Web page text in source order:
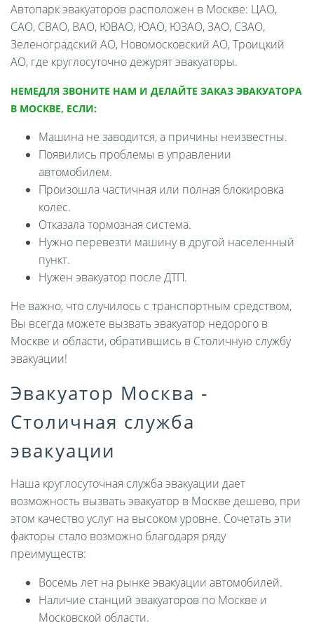
Автопарк эвакуаторов расположен в Москве: ЦАО,
САО, СВАО, ВАО, ЮВАО, ЮАО, ЮЗАО, ЗАО, СЗАО,
Зеленоградский АО, Новомосковский АО, Троицкий
АО, где круглосуточно дежурят эвакуаторы.
НЕМЕДЛЯ ЗВОНИТЕ НАМ И ДЕЛАЙТЕ ЗАКАЗ ЭВАКУАТОРА
В МОСКВЕ, ЕСЛИ:
Машина не заводится, а причины неизвестны.
Появились проблемы в управлении
автомобилем.
Произошла частичная или полная блокировка
колес.
Отказала тормозная система.
Нужно перевезти машину в другой населенный
пункт.
Нужен эвакуатор после ДТП.
Не важно, что случилось с транспортным средством,
Вы всегда можете вызвать эвакуатор недорого в
Москве и области, обратившись в Столичную службу
эвакуации!
Эвакуатор Москва -
Столичная служба
эвакуации
Наша круглосуточная служба эвакуации дает
возможность вызвать эвакуатор в Москве дешево, при
этом качество услуг на высоком уровне. Сочетать эти
факторы стало возможно благодаря ряду
преимуществ:
Восемь лет на рынке эвакуации автомобилей.
Наличие станций эвакуаторов по Москве и
Московской области.